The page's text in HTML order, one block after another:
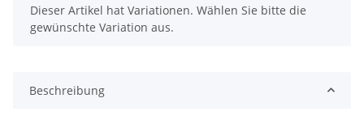
x
Dieser Artikel hat Variationen. Wählen Sie bitte die
gewünschte Variation aus.
Beschreibung